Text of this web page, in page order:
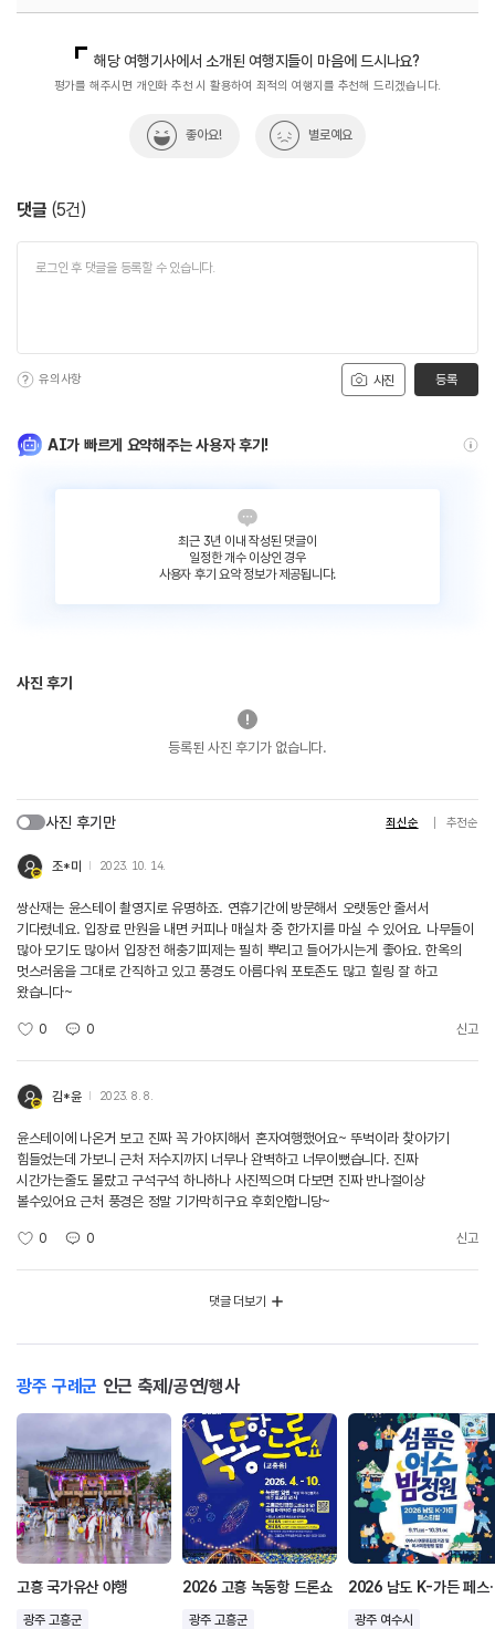
해당 여행기사에서 소개된 여행지들이 마음에 드시나요?
평가를 해주시면 개인화 추천 시 활용하여 최적의 여행지를 추천해 드리겠습니다.
좋아요! 별로예요
댓글 (5건)
사진
유의사항 등록
AI가 빠르게 요약해주는 사용자 후기!
최근 3년 이내 작성된 댓글이
일정한 개수 이상인 경우
사용자 후기 요약 정보가 제공됩니다.
사진 후기
등록된 사진 후기가 없습니다.
사진 후기만 최신순 추천순
조*미 2023. 10. 14.
쌍산재는 윤스테이 촬영지로 유명하죠. 연휴기간에 방문해서 오랫동안 줄서서
기다렸네요. 입장료 만원을 내면 커피나 매실차 중 한가지를 마실 수 있어요. 나무들이
많아 모기도 많아서 입장전 해충기피제는 필히 뿌리고 들어가시는게 좋아요. 한옥의
멋스러움을 그대로 간직하고 있고 풍경도 아름다워 포토존도 많고 힐링 잘 하고
왔습니다~
0 0 신고
김*윤 2023. 8. 8.
윤스테이에 나온거 보고 진짜 꼭 가야지해서 혼자여행했어요~ 뚜벅이라 찾아가기
힘들었는데 가보니 근처 저수지까지 너무나 완벽하고 너무이뻤습니다. 진짜
시간가는줄도 몰랐고 구석구석 하나하나 사진찍으며 다보면 진짜 반나절이상
볼수있어요 근처 풍경은 정말 기가막히구요 후회안합니당~
0 0 신고
댓글 더보기
광주 구례군 인근 축제/공연/행사
고흥 국가유산 야행
광주 고흥군
2026 고흥 녹동항 드론쇼
광주 고흥군
2026
광주 여수시